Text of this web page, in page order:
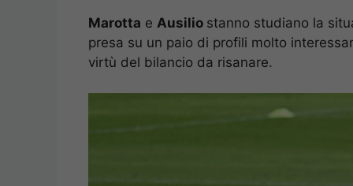
Marotta e Ausilio stanno studiano la
presa su un paio di profili molto
virtù del bilancio da risanare.